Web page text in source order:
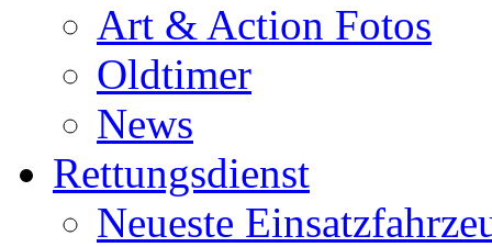
Art & Action Fotos
Oldtimer
News
Rettungsdienst
Neueste